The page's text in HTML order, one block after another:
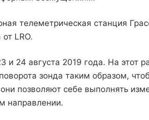
телеметрическая станция
LRO.
и 24 августа 2019 года. На этот
зонда таким образом,
позволяют себе выполнять
направлении.